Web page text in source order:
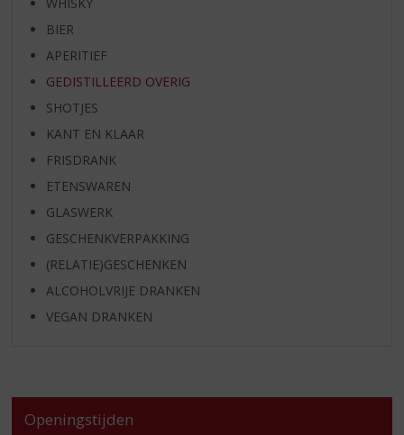
BIER
APERITIEF
GEDISTILLEERD OVERIG
SHOTJES
KANT EN KLAAR
FRISDRANK
ETENSWAREN
GLASWERK
GESCHENKVERPAKKING
(RELATIE)GESCHENKEN
ALCOHOLVRIJE DRANKEN
VEGAN DRANKEN
Openingstijden